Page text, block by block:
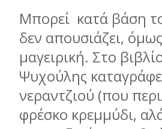
Μπορεί κατά βάση
δεν απουσιάζει,
μαγειρική. Στο
Ψυχούλης
νεραντζιού (που
φρέσκο κρεμμύδι,